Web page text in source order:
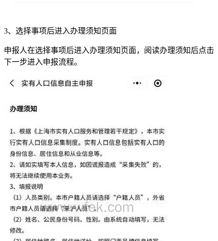
3、选择事项后进入办理须知页面
申报人在选择事项后进入办理须知页面，阅读办理须知后点击
下一步进入申报流程。